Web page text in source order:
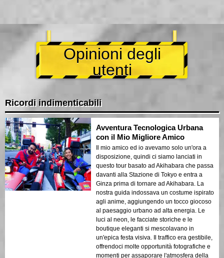
Opinioni degli
utenti
Ricordi indimenticabili
Avventura Tecnologica Urbana
con il Mio Migliore Amico
Il mio amico ed io avevamo solo un'ora a
disposizione, quindi ci siamo lanciati in
questo tour basato ad Akihabara che passa
davanti alla Stazione di Tokyo e entra a
Ginza prima di tornare ad Akihabara. La
nostra guida indossava un costume ispirato
agli anime, aggiungendo un tocco giocoso
al paesaggio urbano ad alta energia. Le
luci al neon, le facciate storiche e le
boutique eleganti si mescolavano in
un'epica festa visiva. Il traffico era gestibile,
offrendoci molte opportunità fotografiche e
momenti per assaporare l'atmosfera della